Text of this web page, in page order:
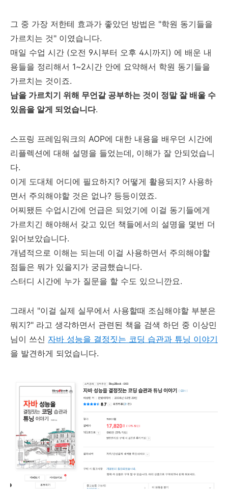
그 중 가장 저한테 효과가 좋았던 방법은 "학원 동기들을
가르치는 것" 이였습니다.
매일 수업 시간 (오전 9시부터 오후 4시까지) 에 배운 내
용들을 정리해서 1~2시간 안에 요약해서 학원 동기들을
가르치는 것이죠.
남을 가르치기 위해 무언갈 공부하는 것이 정말 잘 배울 수
있음을 알게 되었습니다.
스프링 프레임워크의 AOP에 대한 내용을 배우던 시간에
리플렉션에 대해 설명을 들었는데, 이해가 잘 안되었습니
다.
이게 도대체 어디에 필요하지? 어떻게 활용되지? 사용하
면서 주의해야할 것은 없나? 등등이였죠.
어찌됐든 수업시간에 언급은 되었기에 이걸 동기들에게
가르치긴 해야해서 갖고 있던 책들에서의 설명을 몇번 더
읽어보았습니다.
개념적으로 이해는 되는데 이걸 사용하면서 주의해야할
점들은 뭐가 있을지가 궁금했습니다.
스터디 시간에 누가 질문을 할 수도 있으니깐요.
그래서 "이걸 실제 실무에서 사용할때 조심해야할 부분은
뭐지?" 라고 생각하면서 관련된 책을 검색 하던 중 이상민
님이 쓰신 자바 성능을 결정짓는 코딩 습관과 튜닝 이야기
을 발견하게 되었습니다.